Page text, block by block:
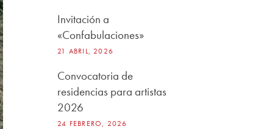
Invitación a
«Confabulaciones»
21 ABRIL, 2026
Convocatoria de
residencias para artistas
2026
24 FEBRERO, 2026